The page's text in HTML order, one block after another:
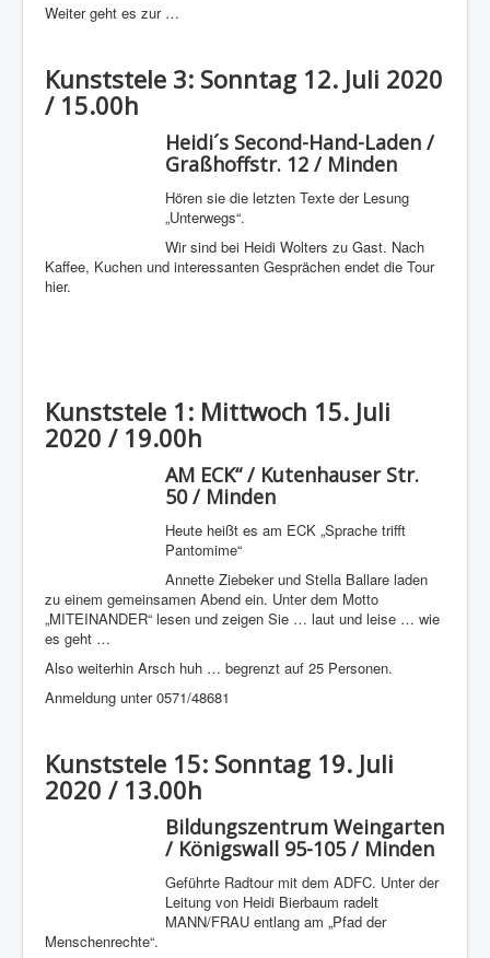
Weiter geht es zur …
Kunststele 3: Sonntag 12. Juli 2020
/ 15.00h
Heidi´s Second-Hand-Laden /
Graßhoffstr. 12 / Minden
Hören sie die letzten Texte der Lesung
„Unterwegs“.
Wir sind bei Heidi Wolters zu Gast. Nach
Kaffee, Kuchen und interessanten Gesprächen endet die Tour
hier.
Kunststele 1: Mittwoch 15. Juli
2020 / 19.00h
AM ECK“ / Kutenhauser Str.
50 / Minden
Heute heißt es am ECK „Sprache trifft
Pantomime“
Annette Ziebeker und Stella Ballare laden
zu einem gemeinsamen Abend ein. Unter dem Motto
„MITEINANDER“ lesen und zeigen Sie … laut und leise … wie
es geht …
Also weiterhin Arsch huh … begrenzt auf 25 Personen.
Anmeldung unter 0571/48681
Kunststele 15: Sonntag 19. Juli
2020 / 13.00h
Bildungszentrum Weingarten
/ Königswall 95-105 / Minden
Geführte Radtour mit dem ADFC. Unter der
Leitung von Heidi Bierbaum radelt
MANN/FRAU entlang am „Pfad der
Menschenrechte“.